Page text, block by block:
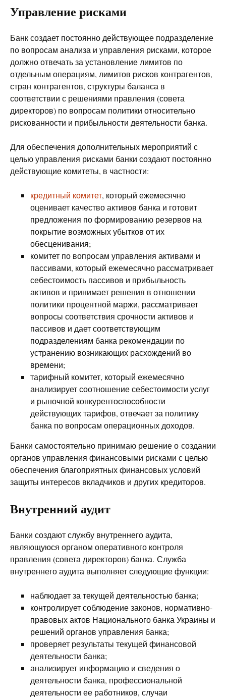
Управление рисками
Банк создает постоянно действующее подразделение
по вопросам анализа и управления рисками, которое
должно отвечать за установление лимитов по
отдельным операциям, лимитов рисков контрагентов,
стран контрагентов, структуры баланса в
соответствии с решениями правления (совета
директоров) по вопросам политики относительно
рискованности и прибыльности деятельности банка.
Для обеспечения дополнительных мероприятий с
целью управления рисками банки создают постоянно
действующие комитеты, в частности:
кредитный комитет, который ежемесячно
оценивает качество активов банка и готовит
предложения по формированию резервов на
покрытие возможных убытков от их
обесценивания;
комитет по вопросам управления активами и
пассивами, который ежемесячно рассматривает
себестоимость пассивов и прибыльность
активов и принимает решения в отношении
политики процентной маржи, рассматривает
вопросы соответствия срочности активов и
пассивов и дает соответствующим
подразделениям банка рекомендации по
устранению возникающих расхождений во
времени;
тарифный комитет, который ежемесячно
анализирует соотношение себестоимости услуг
и рыночной конкурентоспособности
действующих тарифов, отвечает за политику
банка по вопросам операционных доходов.
Банки самостоятельно принимаю решение о создании
органов управления финансовыми рисками с целью
обеспечения благоприятных финансовых условий
защиты интересов вкладчиков и других кредиторов.
Внутренний аудит
Банки создают службу внутреннего аудита,
являющуюся органом оперативного контроля
правления (совета директоров) банка. Служба
внутреннего аудита выполняет следующие функции:
наблюдает за текущей деятельностью банка;
контролирует соблюдение законов, нормативно-
правовых актов Национального банка Украины и
решений органов управления банка;
проверяет результаты текущей финансовой
деятельности банка;
анализирует информацию и сведения о
деятельности банка, профессиональной
деятельности ее работников, случаи